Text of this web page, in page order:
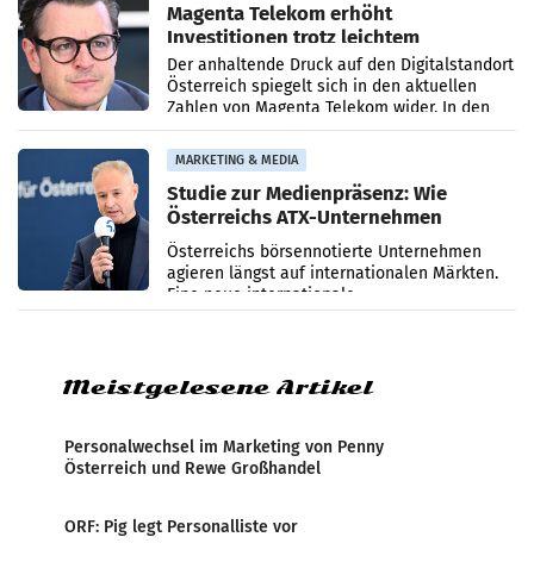
Magenta Telekom erhöht
Investitionen trotz leichtem
Umsatzrückgang
Der anhaltende Druck auf den Digitalstandort
Österreich spiegelt sich in den aktuellen
Zahlen von Magenta Telekom wider. In den
ersten sechs Monaten des laufenden Jahres
verzeichnete
MARKETING & MEDIA
Studie zur Medienpräsenz: Wie
Österreichs ATX-Unternehmen
international wahrgenommen
werden
Österreichs börsennotierte Unternehmen
agieren längst auf internationalen Märkten.
Eine neue internationale
Medienresonanzanalyse untersucht die
Meistgelesene Artikel
Personalwechsel im Marketing von Penny
Österreich und Rewe Großhandel
ORF: Pig legt Personalliste vor